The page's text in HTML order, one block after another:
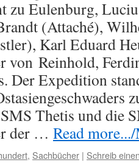
zu Eulenburg,
(Attaché),
Karl Eduard
von Reinhold,
Der Expedition
Thetis und die
der … Read
, Sachbücher | Schreib